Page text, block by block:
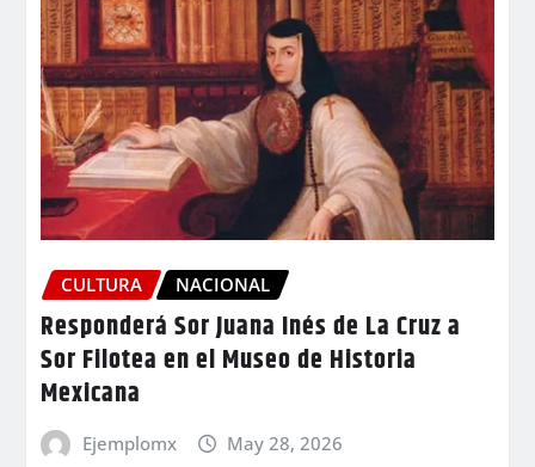
CULTURA NACIONAL
Responderá Sor Juana Inés de La Cruz a
Sor Filotea en el Museo de Historia
Mexicana
Ejemplomx May 28, 2026